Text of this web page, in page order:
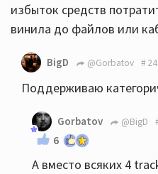
избыток средств
винила до файлов или
BigD @Gorbatov
Поддерживаю
Gorbatov @BigD
6
А вместо всяких 4